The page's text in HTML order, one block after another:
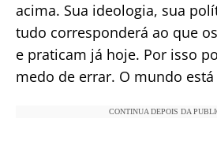
acima. Sua ideologia, sua
tudo corresponderá ao que
e praticam já hoje. Por isso
medo de errar. O mundo
CONTINUA DEPOIS DA